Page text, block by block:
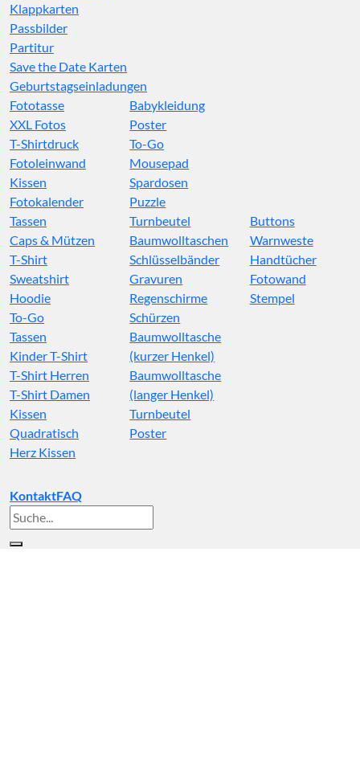
Klappkarten
Passbilder
Partitur
Save the Date Karten
Geburtstagseinladungen
Fototasse
XXL Fotos
T-Shirtdruck
Fotoleinwand
Kissen
Fotokalender
Babykleidung
Poster
To-Go
Mousepad
Spardosen
Puzzle
Tassen
Caps & Mützen
T-Shirt
Sweatshirt
Hoodie
To-Go
Turnbeutel
Baumwolltaschen
Schlüsselbänder
Gravuren
Regenschirme
Schürzen
Buttons
Warnweste
Handtücher
Fotowand
Stempel
Tassen
Kinder T-Shirt
T-Shirt Herren
T-Shirt Damen
Kissen
Quadratisch
Herz Kissen
Baumwolltasche
(kurzer Henkel)
Baumwolltasche
(langer Henkel)
Turnbeutel
Poster
KontaktFAQ
Suche
nach: